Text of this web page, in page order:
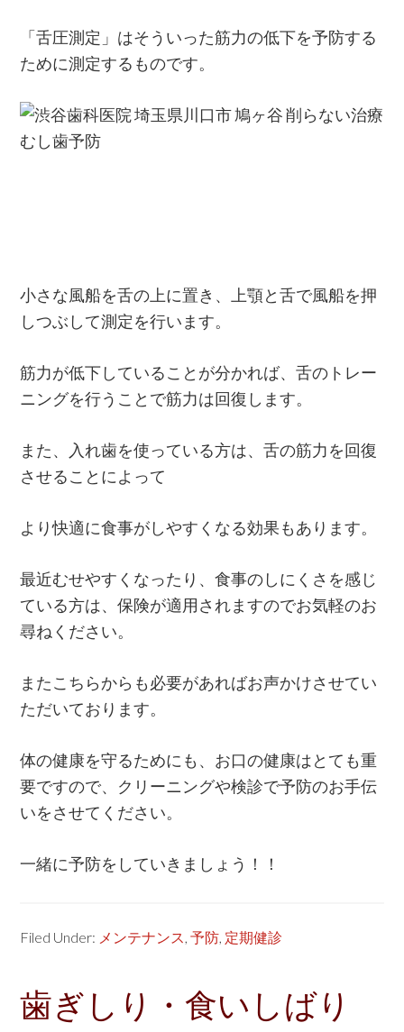
「舌圧測定」はそういった筋力の低下を予防する
ために測定するものです。
小さな風船を舌の上に置き、上顎と舌で風船を押
しつぶして測定を行います。
筋力が低下していることが分かれば、舌のトレー
ニングを行うことで筋力は回復します。
また、入れ歯を使っている方は、舌の筋力を回復
させることによって
より快適に食事がしやすくなる効果もあります。
最近むせやすくなったり、食事のしにくさを感じ
ている方は、保険が適用されますのでお気軽のお
尋ねください。
またこちらからも必要があればお声かけさせてい
ただいております。
体の健康を守るためにも、お口の健康はとても重
要ですので、クリーニングや検診で予防のお手伝
いをさせてください。
一緒に予防をしていきましょう！！
Filed Under: メンテナンス,予防, 定期健診
歯ぎしり・食いしばり